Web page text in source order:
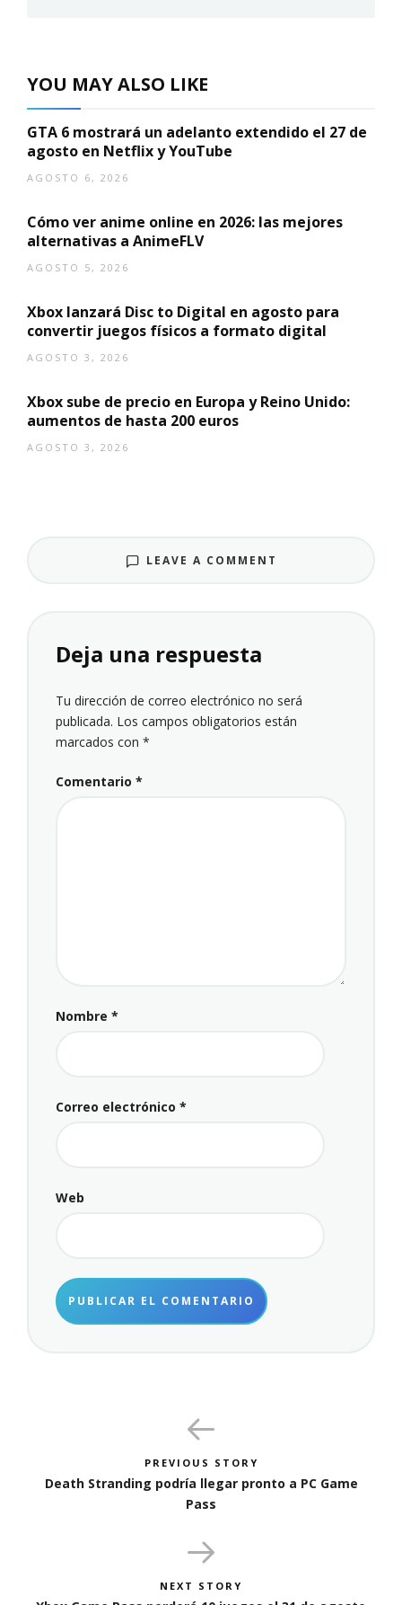
YOU MAY ALSO LIKE
GTA 6 mostrará un adelanto extendido el 27 de
agosto en Netflix y YouTube
AGOSTO 6, 2026
Cómo ver anime online en 2026: las mejores
alternativas a AnimeFLV
AGOSTO 5, 2026
Xbox lanzará Disc to Digital en agosto para
convertir juegos físicos a formato digital
AGOSTO 3, 2026
Xbox sube de precio en Europa y Reino Unido:
aumentos de hasta 200 euros
AGOSTO 3, 2026
LEAVE A COMMENT
Deja una respuesta
Tu dirección de correo electrónico no será
publicada. Los campos obligatorios están
marcados con *
Comentario *
Nombre *
Correo electrónico *
Web
PREVIOUS STORY
Death Stranding podría llegar pronto a PC Game
Pass
NEXT STORY